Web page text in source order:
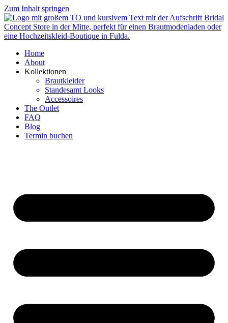
Zum Inhalt springen
Home
About
Kollektionen
Brautkleider
Standesamt Looks
Accessoires
The Outlet
FAQ
Blog
Termin buchen